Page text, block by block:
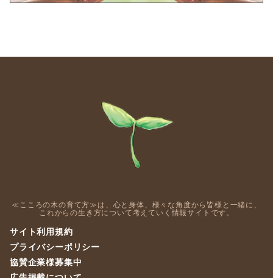
≪こころの木の育て方≫は、心と身体、様々な角度から皆様と一緒に、
これからの生き方について考えていく情報サイトです。
サイト利用規約
プライバシーポリシー
協賛企業様募集中